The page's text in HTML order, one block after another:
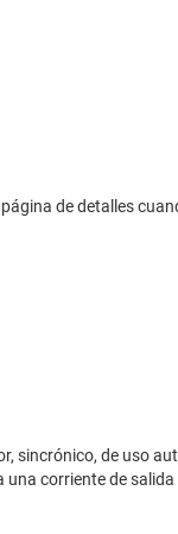
de detalles
sincrónico, de uso
corriente de